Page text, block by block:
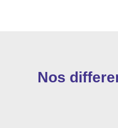
Nos